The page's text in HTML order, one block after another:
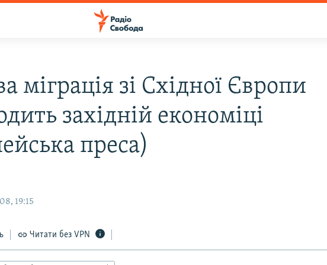
міграція зі Східної Європи
західній економіці
преса)
19:15
Читати без VPN